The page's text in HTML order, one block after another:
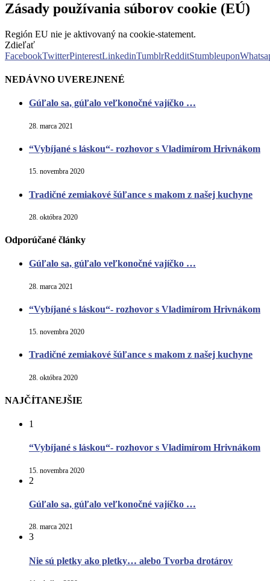
Zásady používania súborov cookie (EÚ)
Región EU nie je aktivovaný na cookie-statement.
Zdieľať
FacebookTwitterPinterestLinkedinTumblrRedditStumbleupon
NEDÁVNO UVEREJNENÉ
Gúľalo sa, gúľalo veľkonočné vajíčko …
28. marca 2021
“Vybíjané s láskou“- rozhovor s Vladimírom Hrivnákom
15. novembra 2020
Tradičné zemiakové šúľance s makom z našej kuchyne
28. októbra 2020
Odporúčané články
Gúľalo sa, gúľalo veľkonočné vajíčko …
28. marca 2021
“Vybíjané s láskou“- rozhovor s Vladimírom Hrivnákom
15. novembra 2020
Tradičné zemiakové šúľance s makom z našej kuchyne
28. októbra 2020
NAJČÍTANEJŠIE
1
“Vybíjané s láskou“- rozhovor s Vladimírom Hrivnákom
15. novembra 2020
2
Gúľalo sa, gúľalo veľkonočné vajíčko …
28. marca 2021
3
Nie sú pletky ako pletky… alebo Tvorba drotárov